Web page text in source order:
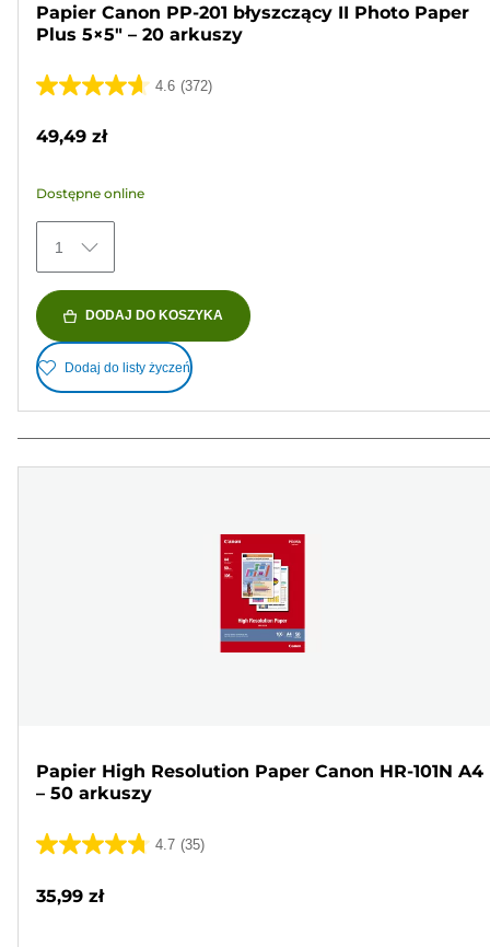
Papier Canon PP-201 błyszczący II Photo Paper
Plus 5×5" – 20 arkuszy
4.6 (372)
4.6
372
Recenzji
49,49 zł
Dostępne online
1
DODAJ DO KOSZYKA
Dodaj do listy życzeń
Papier High Resolution Paper Canon HR-101N A4
– 50 arkuszy
4.7 (35)
4.7
5
35,99 zł